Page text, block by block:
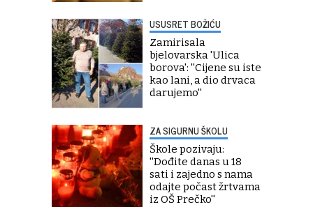
USUSRET BOŽIĆU
Zamirisala
bjelovarska 'Ulica
borova': ''Cijene su iste
kao lani, a dio drvaca
darujemo''
ZA SIGURNU ŠKOLU
Škole pozivaju:
''Dođite danas u 18
sati i zajedno s nama
odajte počast žrtvama
iz OŠ Prečko''